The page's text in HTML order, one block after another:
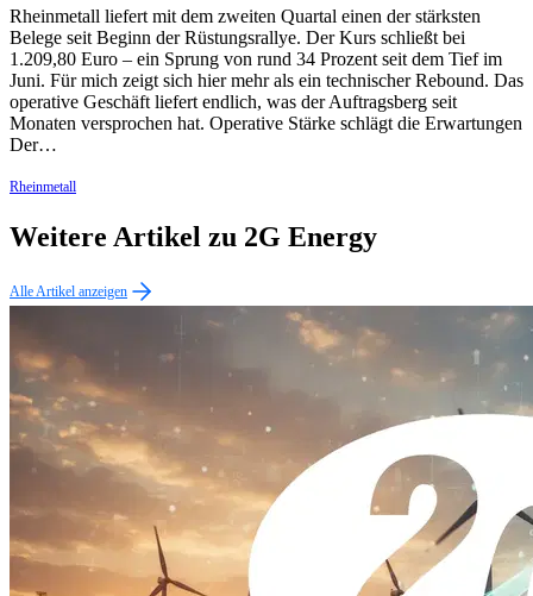
Rheinmetall liefert mit dem zweiten Quartal einen der stärksten
Belege seit Beginn der Rüstungsrallye. Der Kurs schließt bei
1.209,80 Euro – ein Sprung von rund 34 Prozent seit dem Tief im
Juni. Für mich zeigt sich hier mehr als ein technischer Rebound. Das
operative Geschäft liefert endlich, was der Auftragsberg seit
Monaten versprochen hat. Operative Stärke schlägt die Erwartungen
Der…
Rheinmetall
Weitere Artikel zu 2G Energy
Alle Artikel anzeigen